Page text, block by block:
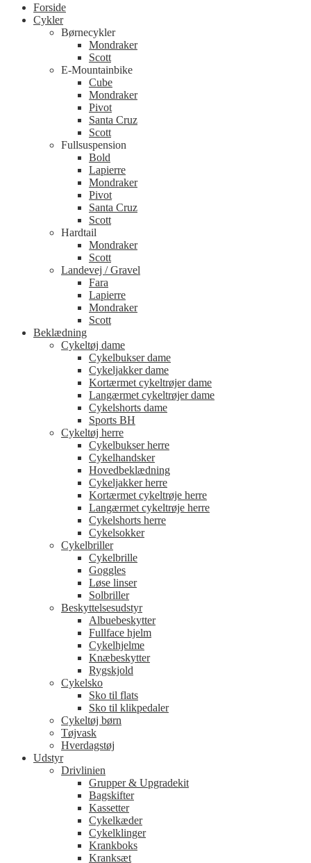
Forside
Cykler
Børnecykler
Mondraker
Scott
E-Mountainbike
Cube
Mondraker
Pivot
Santa Cruz
Scott
Fullsuspension
Bold
Lapierre
Mondraker
Pivot
Santa Cruz
Scott
Hardtail
Mondraker
Scott
Landevej / Gravel
Fara
Lapierre
Mondraker
Scott
Beklædning
Cykeltøj dame
Cykelbukser dame
Cykeljakker dame
Kortærmet cykeltrøjer dame
Langærmet cykeltrøjer dame
Cykelshorts dame
Sports BH
Cykeltøj herre
Cykelbukser herre
Cykelhandsker
Hovedbeklædning
Cykeljakker herre
Kortærmet cykeltrøje herre
Langærmet cykeltrøje herre
Cykelshorts herre
Cykelsokker
Cykelbriller
Cykelbrille
Goggles
Løse linser
Solbriller
Beskyttelsesudstyr
Albuebeskytter
Fullface hjelm
Cykelhjelme
Knæbeskytter
Rygskjold
Cykelsko
Sko til flats
Sko til klikpedaler
Cykeltøj børn
Tøjvask
Hverdagstøj
Udstyr
Drivlinien
Grupper & Upgradekit
Bagskifter
Kassetter
Cykelkæder
Cykelklinger
Krankboks
Kranksæt